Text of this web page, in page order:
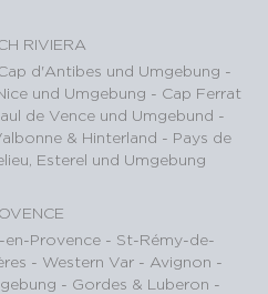
RIVIERA
d'Antibes und Umgebung -
und Umgebung - Cap Ferrat
de Vence und Umgebund -
& Hinterland - Pays de
Esterel und Umgebung
en-Provence - St-Rémy-de-
- Western Var - Avignon -
- Gordes & Luberon -